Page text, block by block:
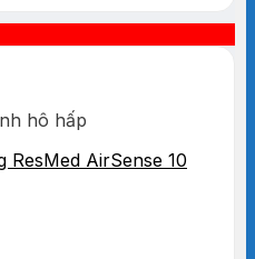
hô hấp
AirSense 10